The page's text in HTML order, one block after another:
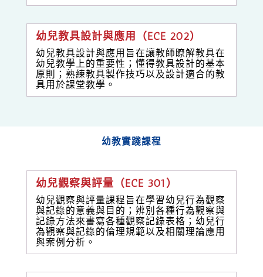
幼兒教具設計與應用（ECE 202）
幼兒教具設計與應用旨在讓教師瞭解教具在
幼兒教學上的重要性；懂得教具設計的基本
原則；熟練教具製作技巧以及設計適合的教
具用於課堂教學。
幼教實踐課程
幼兒觀察與評量（ECE 301）
幼兒觀察與評量課程旨在學習幼兒行為觀察
與記錄的意義與目的；辨別各種行為觀察與
記錄方法來書寫各種觀察記錄表格；幼兒行
為觀察與記錄的倫理規範以及相關理論應用
與案例分析。